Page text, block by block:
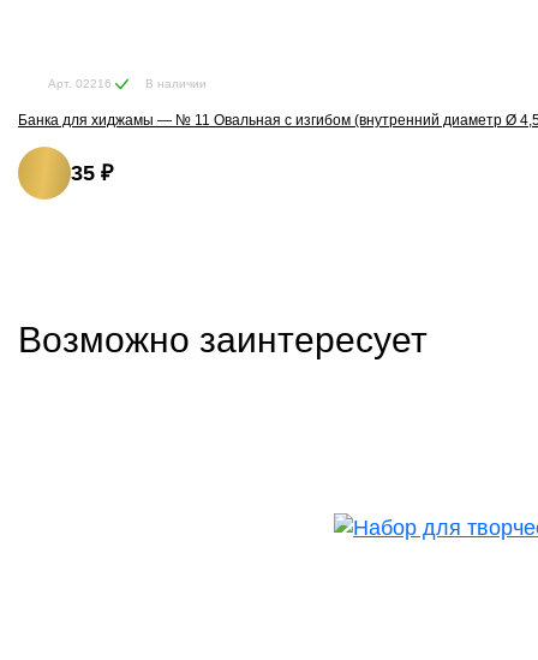
Арт. 02216 В наличии
Банка для хиджамы — № 11 Овальная с изгибом (внутренний диаметр Ø
35 ₽
Возможно заинтересует